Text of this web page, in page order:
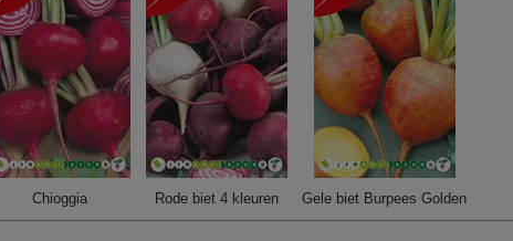
Chioggia Rode biet 4 kleuren Gele biet Burpees Golden